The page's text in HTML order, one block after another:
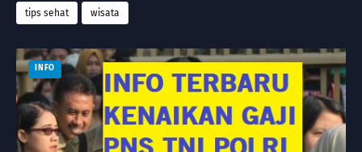
tips sehat wisata
INFO